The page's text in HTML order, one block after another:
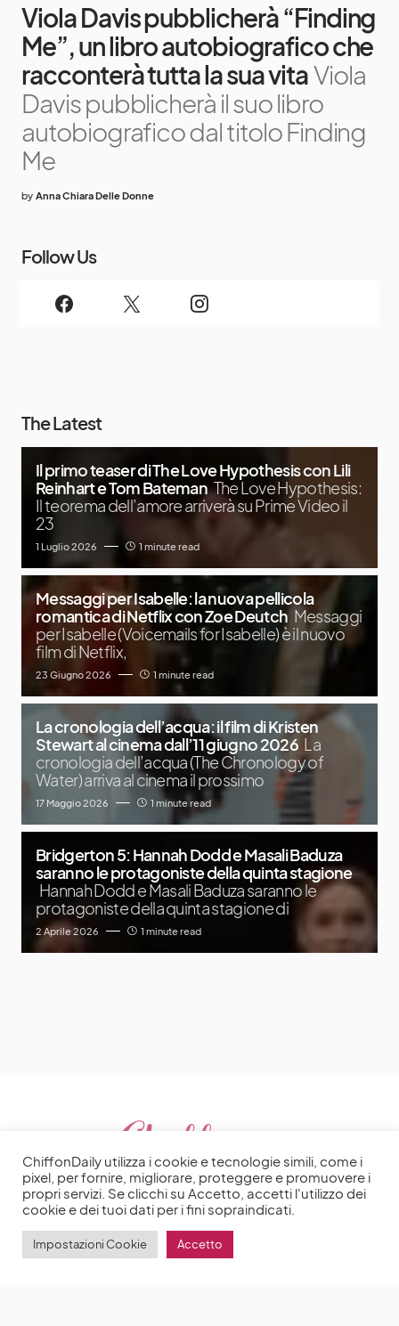
Viola Davis pubblicherà “Finding
Me”, un libro autobiografico che
racconterà tutta la sua vitaViola
Davis pubblicherà il suo libro
autobiografico dal titolo Finding
Me
by Anna Chiara Delle Donne
Follow Us
The Latest
Il primo teaser di The Love Hypothesis con Lili
Reinhart e Tom Bateman The Love Hypothesis:
Il teorema dell’amore arriverà su Prime Video il
23
1 Luglio 2026 1 minute read
Messaggi per Isabelle: la nuova pellicola
romantica di Netflix con Zoe Deutch Messaggi
per Isabelle (Voicemails for Isabelle) è il nuovo
film di Netflix,
23 Giugno 2026 1 minute read
La cronologia dell’acqua: il film di Kristen
Stewart al cinema dall’11 giugno 2026 La
cronologia dell’acqua (The Chronology of
Water) arriva al cinema il prossimo
17 Maggio 2026 1 minute read
Bridgerton 5: Hannah Dodd e Masali Baduza
saranno le protagoniste della quinta stagione
Hannah Dodd e Masali Baduza saranno le
protagoniste della quinta stagione di
2 Aprile 2026 1 minute read
ChiffonDaily utilizza i cookie e tecnologie simili, come i
pixel, per fornire, migliorare, proteggere e promuovere i
propri servizi. Se clicchi su Accetto, accetti l'utilizzo dei
cookie e dei tuoi dati per i fini sopraindicati.
Impostazioni Cookie Accetto